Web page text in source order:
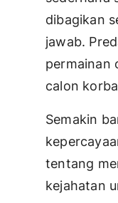
dibagikan
jawab.
permainan
calon
Semakin
tentang
kejahatan